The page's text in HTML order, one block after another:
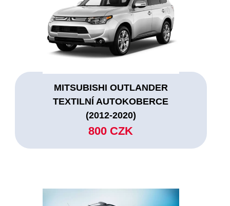
MITSUBISHI OUTLANDER
TEXTILNÍ AUTOKOBERCE
(2012-2020)
800 CZK